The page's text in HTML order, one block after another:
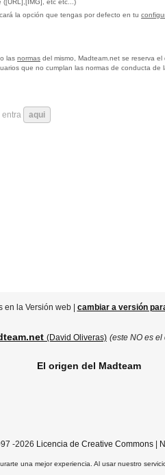
([URL],[IMG], etc etc...)
la opción que tengas por defecto en tu
las normas del mismo, Madteam.net se reserva
que no cumplan las normas de conducta de
entra aqui
en la Versión web | cambiar a versión
(David Oliveras) (este NO es el
El origen del Madteam
-2026 Licencia de Creative Commons|
una mejor experiencia. Al usar nuestro